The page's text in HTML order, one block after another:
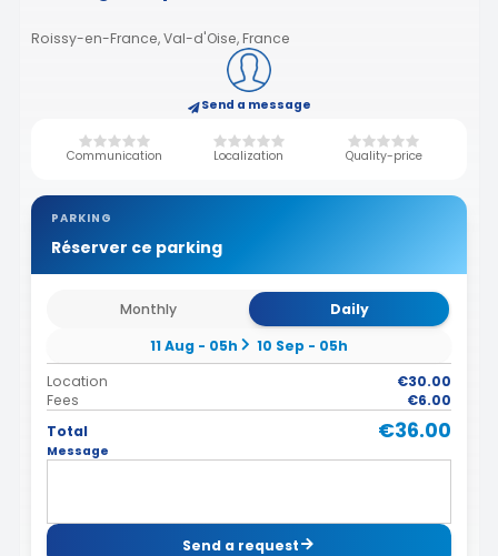
Roissy-en-France, Val-d'Oise, France
Send a message
Communication Localization Quality-price
PARKING
Réserver ce parking
Monthly
Daily
11 Aug - 05h
10 Sep - 05h
Location
€30.00
Fees
€6.00
Total
€36.00
Message
Send a request